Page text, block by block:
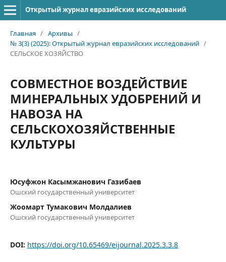
Открытый журнал евразийских исследований
Главная / Архивы /
№ 3(3) (2025): Открытый журнал евразийских исследований /
СЕЛЬСКОЕ ХОЗЯЙСТВО
СОВМЕСТНОЕ ВОЗДЕЙСТВИЕ
МИНЕРАЛЬНЫХ УДОБРЕНИЙ И
НАВОЗА НА
СЕЛЬСКОХОЗЯЙСТВЕННЫЕ
КУЛЬТУРЫ
Юсуфжон Касымжанович Газибаев
Ошский государственный университет
Жоомарт Тумакович Молдалиев
Ошский государственный университет
DOI: https://doi.org/10.65469/eijournal.2025.3.3.8